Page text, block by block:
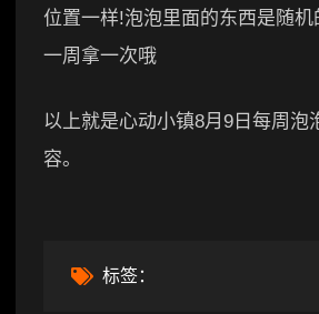
位置一样!泡泡里面的东西是随
一周拿一次哦
以上就是心动小镇8月9日每周泡
容。
标签：